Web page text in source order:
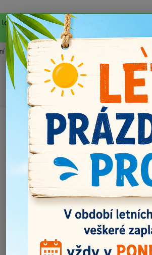
prázdnin náš email info@i-prize.cz.
BUDEME V ÚTERÝ
podmínky Kontakty Doprava a platba
Knoflíky Knoflík kytička 15 mm
Knoflík kytička 15